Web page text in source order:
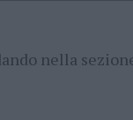
nella